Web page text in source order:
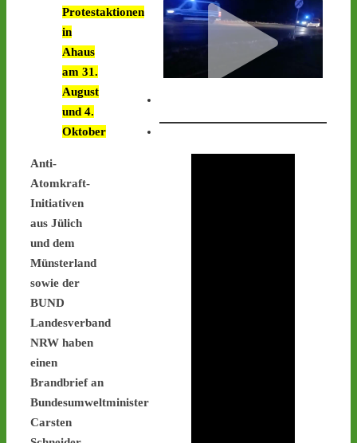
Protestaktionen
in
Ahaus
am 31.
August
und 4.
Oktober
Anti-
Atomkraft-
Initiativen
aus Jülich
und dem
Münsterland
sowie der
BUND
Landesverband
NRW haben
einen
Brandbrief an
Bundesumweltminister
Carsten